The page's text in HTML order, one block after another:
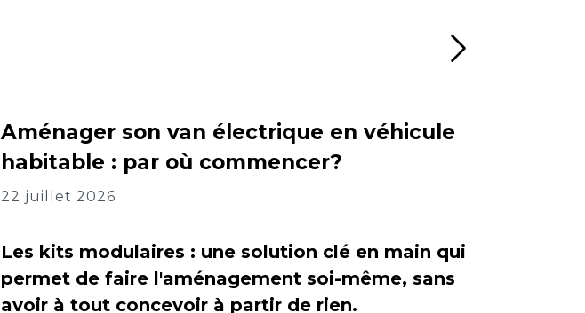
Aménager son van électrique en véhicule
habitable : par où commencer?
22 juillet 2026
Les kits modulaires : une solution clé en main qui
permet de faire l'aménagement soi-même, sans
avoir à tout concevoir à partir de rien.